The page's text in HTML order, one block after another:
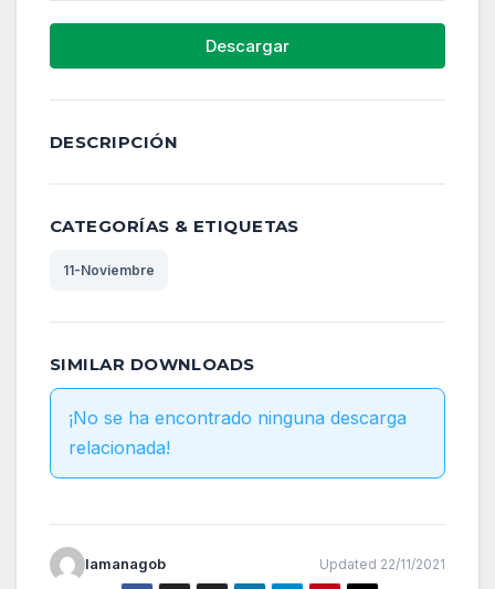
Descargar
DESCRIPCIÓN
CATEGORÍAS & ETIQUETAS
11-Noviembre
SIMILAR DOWNLOADS
¡No se ha encontrado ninguna descarga
relacionada!
lamanagob Updated 22/11/2021